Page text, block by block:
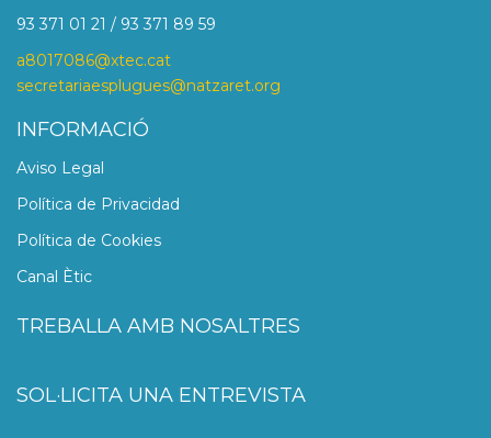
93 371 01 21 / 93 371 89 59
a8017086@xtec.cat
secretariaesplugues@natzaret.org
INFORMACIÓ
Aviso Legal
Política de Privacidad
Política de Cookies
Canal Ètic
TREBALLA AMB NOSALTRES
SOL·LICITA UNA ENTREVISTA